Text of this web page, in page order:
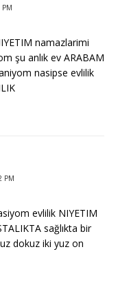
namazlarimi
şu anlık ev ARABAM
nasipse evlilik
PM
evlilik NIYETIM
sağlıkta bir
dokuz iki yuz on